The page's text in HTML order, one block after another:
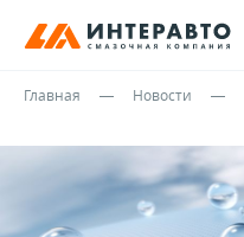
Главная Новости